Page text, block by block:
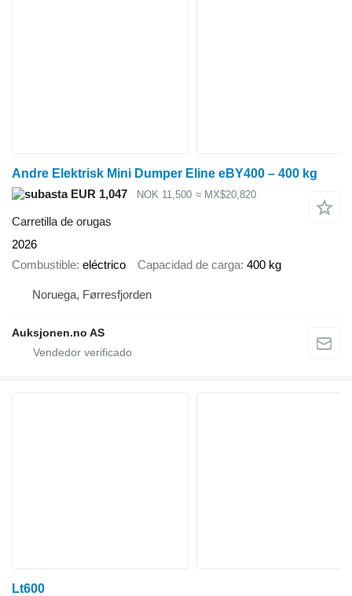
Andre Elektrisk Mini Dumper Eline eBY400 – 400 kg
EUR 1,047
NOK 11,500 ≈ MX$20,820
Carretilla de orugas
2026
Combustible eléctrico Capacidad de carga 400 kg
Noruega, Førresfjorden
Auksjonen.no AS
Lt600